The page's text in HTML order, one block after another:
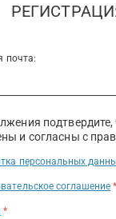
почта:
подтвердите,
и согласны с
персональных
соглашение *
*